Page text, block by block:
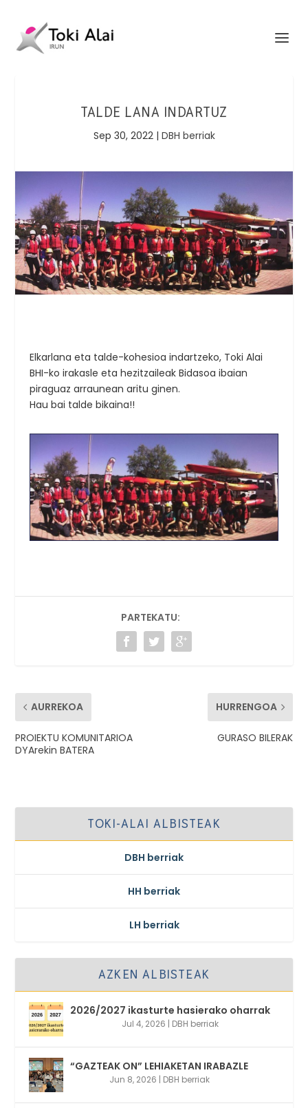
TALDE LANA INDARTUZ
Sep 30, 2022| DBH berriak
Elkarlana eta talde-kohesioa indartzeko, Toki Alai
BHI-ko irakasle eta hezitzaileak Bidasoa ibaian
piraguaz arraunean aritu ginen.
Hau bai talde bikaina!!
PARTEKATU:
AURREKOA
PROIEKTU KOMUNITARIOA
DYArekin BATERA
HURRENGOA
GURASO BILERAK
TOKI-ALAI ALBISTEAK
DBH berriak
HH berriak
LH berriak
AZKEN ALBISTEAK
2026/2027 ikasturte hasierako oharrak
Jul 4, 2026 | DBH berriak
“GAZTEAK ON” LEHIAKETAN IRABAZLE
Jun 8, 2026 | DBH berriak